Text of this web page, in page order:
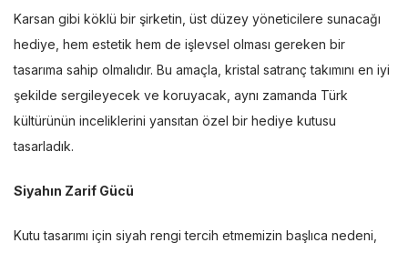
Karsan gibi köklü bir şirketin, üst düzey yöneticilere sunacağı
hediye, hem estetik hem de işlevsel olması gereken bir
tasarıma sahip olmalıdır. Bu amaçla, kristal satranç takımını en iyi
şekilde sergileyecek ve koruyacak, aynı zamanda Türk
kültürünün inceliklerini yansıtan özel bir hediye kutusu
tasarladık.
Siyahın Zarif Gücü
Kutu tasarımı için siyah rengi tercih etmemizin başlıca nedeni,